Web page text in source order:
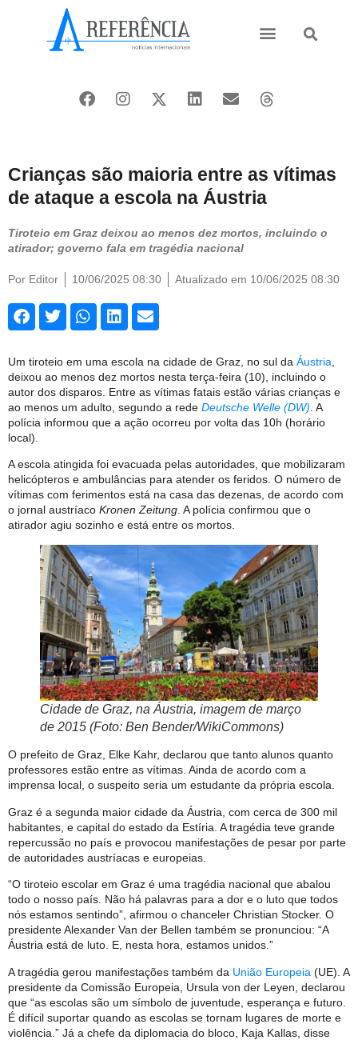
Crianças são maioria entre as vítimas
de ataque a escola na Áustria
Tiroteio em Graz deixou ao menos dez mortos, incluindo o
atirador; governo fala em tragédia nacional
Por Editor 10/06/2025 08:30 Atualizado em 10/06/2025 08:30
Um tiroteio em uma escola na cidade de Graz, no sul da Áustria
deixou ao menos dez mortos nesta terça-feira (10), incluindo o
autor dos disparos. Entre as vítimas fatais estão várias crianças e
ao menos um adulto, segundo a rede Deutsche Welle (DW) . A
polícia informou que a ação ocorreu por volta das 10h (horário
local).
A escola atingida foi evacuada pelas autoridades, que mobilizaram
helicópteros e ambulâncias para atender os feridos. O número de
vítimas com ferimentos está na casa das dezenas, de acordo com
o jornal austríaco Kronen Zeitung. A polícia confirmou que o
atirador agiu sozinho e está entre os mortos.
Cidade de Graz, na Áustria, imagem de março
de 2015 (Foto: Ben Bender/WikiCommons)
O prefeito de Graz, Elke Kahr, declarou que tanto alunos quanto
professores estão entre as vítimas. Ainda de acordo com a
imprensa local, o suspeito seria um estudante da própria escola.
Graz é a segunda maior cidade da Áustria, com cerca de 300 mil
habitantes, e capital do estado da Estíria. A tragédia teve grande
repercussão no país e provocou manifestações de pesar por parte
de autoridades austríacas e europeias.
“O tiroteio escolar em Graz é uma tragédia nacional que abalou
todo o nosso país. Não há palavras para a dor e o luto que todos
nós estamos sentindo”, afirmou o chanceler Christian Stocker. O
presidente Alexander Van der Bellen também se pronunciou: “A
Áustria está de luto. E, nesta hora, estamos unidos.”
A tragédia gerou manifestações também da União Europeia (UE). A
presidente da Comissão Europeia, Ursula von der Leyen, declarou
que “as escolas são um símbolo de juventude, esperança e futuro.
É difícil suportar quando as escolas se tornam lugares de morte e
violência.” Já a chefe da diplomacia do bloco, Kaja Kallas, disse